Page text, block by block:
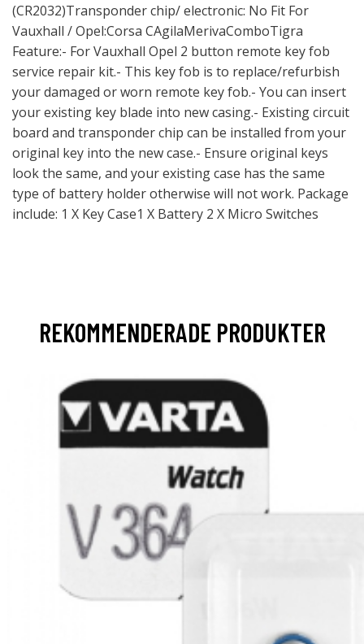
(CR2032)Transponder chip/ electronic: No Fit For
Vauxhall / Opel:Corsa CAgilaMerivaComboTigra
Feature:- For Vauxhall Opel 2 button remote key fob
service repair kit.- This key fob is to replace/refurbish
your damaged or worn remote key fob.- You can insert
your existing key blade into new casing.- Existing circuit
board and transponder chip can be installed from your
original key into the new case.- Ensure original keys
look the same, and your existing case has the same
type of battery holder otherwise will not work. Package
include: 1 X Key Case1 X Battery 2 X Micro Switches
REKOMMENDERADE PRODUKTER